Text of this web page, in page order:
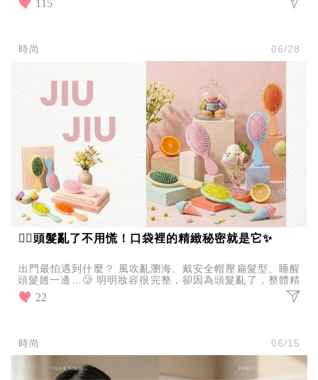
度！
時尚 06/28
💇‍♀️頭髮亂了不用慌！口袋裡的精緻秘密就是它✨
出門最怕遇到什麼？ 風吹亂瀏海、戴安全帽壓扁髮型、睡醒
頭髮翹一邊…🥲 明明妝容很完整，卻因為頭髮亂了，整體精
緻感瞬間扣分。 這時候，一把方便攜帶的梳子真的超
22
時尚 06/15